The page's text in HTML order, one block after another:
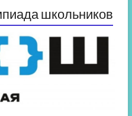
школьников